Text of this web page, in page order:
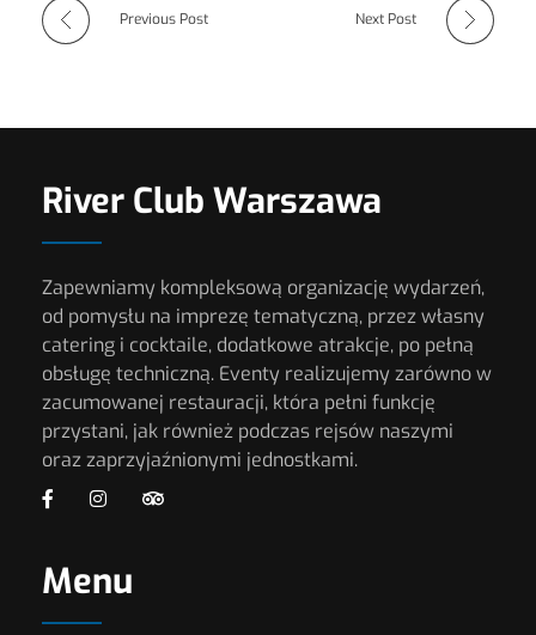
Previous Post Next Post
River Club Warszawa
Zapewniamy kompleksową organizację wydarzeń,
od pomysłu na imprezę tematyczną, przez własny
catering i cocktaile, dodatkowe atrakcje, po pełną
obsługę techniczną. Eventy realizujemy zarówno w
zacumowanej restauracji, która pełni funkcję
przystani, jak również podczas rejsów naszymi
oraz zaprzyjaźnionymi jednostkami.
Menu